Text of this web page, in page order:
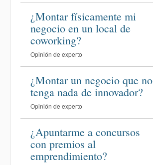
¿Montar físicamente mi
negocio en un local de
coworking?
Opinión de experto
¿Montar un negocio que no
tenga nada de innovador?
Opinión de experto
¿Apuntarme a concursos
con premios al
emprendimiento?